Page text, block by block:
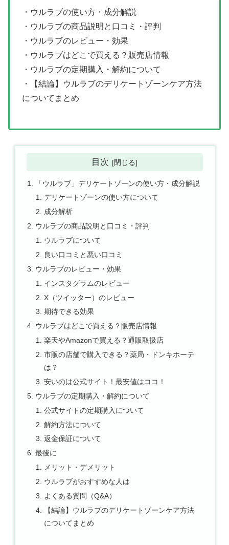
・ウルラブの使い方・成分解説
・ウルラブの商品説明と口コミ・評判
・ウルラブのレビュー・効果
・ウルラブはどこで買える？販売店情報
・ウルラブの定期購入・解約について
・【結論】ウルラブのデリケートゾーンケア方法
についてまとめ
目次
「ウルラブ」デリケートゾーンの使い方・成分解説
デリケートゾーンの使い方について
成分解析
ウルラブの商品説明と口コミ・評判
ウルラブについて
良い口コミと悪い口コミ
ウルラブのレビュー・効果
インスタグラムのレビュー
X（ツイッター）のレビュー
期待できる効果
ウルラブはどこで買える？販売店情報
楽天やAmazonで買える？通販取扱店
市販の店舗で購入できる？薬局・ドンキホーテ
は？
安いのは公式サイト！最安値はココ！
ウルラブの定期購入・解約について
公式サイトの定期購入について
解約方法について
返金保証について
最後に
メリット・デメリット
ウルラブがおすすめな人は
よくある質問（Q&A）
【結論】ウルラブのデリケートゾーンケア方法
についてまとめ